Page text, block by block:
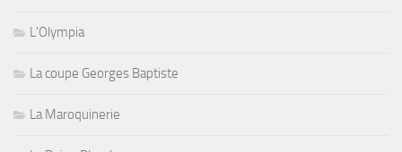
L'Olympia
La coupe Georges Baptiste
La Maroquinerie